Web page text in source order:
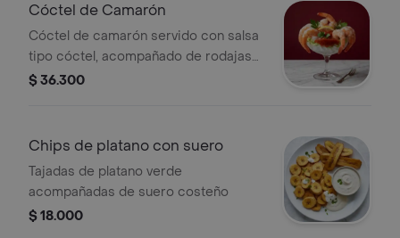
Cóctel de Camarón
Cóctel de camarón servido con salsa
tipo cóctel, acompañado de rodajas
de limón y hojas de perejil.
$ 36.300
Chips de platano con suero
Tajadas de platano verde
acompañadas de suero costeño
$ 18.000